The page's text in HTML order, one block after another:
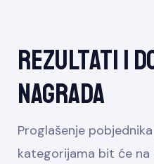
Rezultati i
nagrada
Proglašenje
kategorijama bit će na